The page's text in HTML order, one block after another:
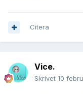
Citera
Vice.
Skrivet 10